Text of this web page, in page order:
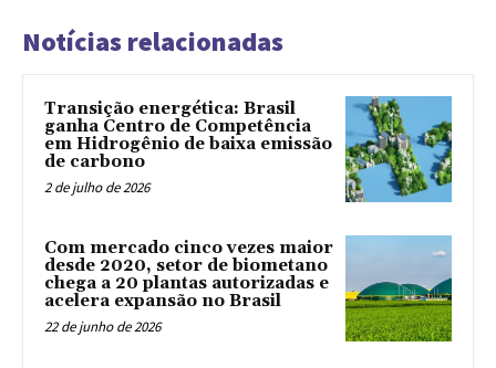
Notícias relacionadas
Transição energética: Brasil
ganha Centro de Competência
em Hidrogênio de baixa emissão
de carbono
2 de julho de 2026
Com mercado cinco vezes maior
desde 2020, setor de biometano
chega a 20 plantas autorizadas e
acelera expansão no Brasil
22 de junho de 2026